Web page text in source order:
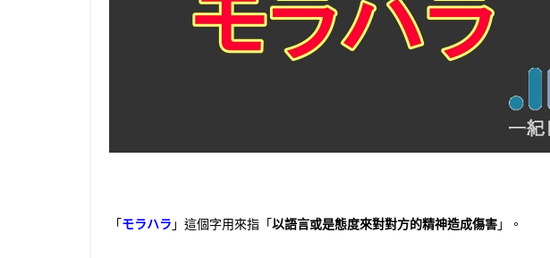
「モラハラ 」這個字用來指「以語言或是態度來對對方的精神造成傷害」。